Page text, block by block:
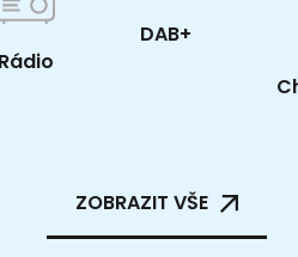
Rádio
DAB+
ZOBRAZIT VŠE